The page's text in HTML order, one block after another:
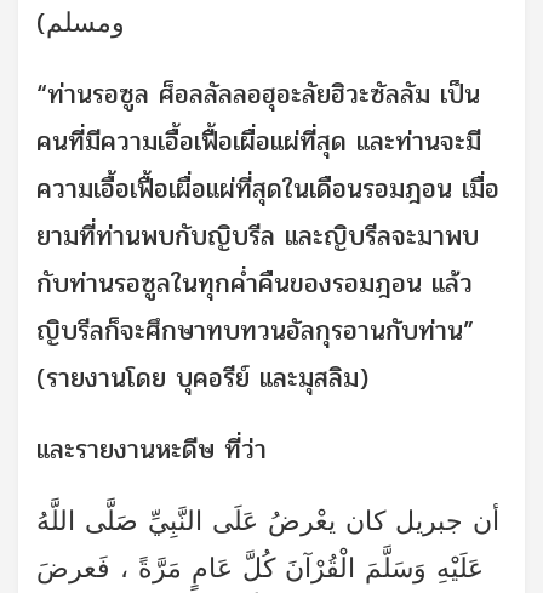
ومسلم)
“ท่านรอซูล ศ็อลลัลลอฮุอะลัยฮิวะซัลลัม เป็น
คนที่มีความเอื้อเฟื้อเผื่อแผ่ที่สุด และท่านจะมี
ความเอื้อเฟื้อเผื่อแผ่ที่สุดในเดือนรอมฎอน เมื่อ
ยามที่ท่านพบกับญิบรีล และญิบรีลจะมาพบ
กับท่านรอซูลในทุกค่ำคืนของรอมฎอน แล้ว
ญิบรีลก็จะศึกษาทบทวนอัลกุรอานกับท่าน”
(รายงานโดย บุคอรีย์ และมุสลิม)
และรายงานหะดีษ ที่ว่า
أن جبريل كان يعْرضُ عَلَى النَّبِيِّ صَلَّى اللَّهُ
عَلَيْهِ وَسَلَّمَ الْقُرْآنَ كُلَّ عَامٍ مَرَّةً ، فَعرضَ